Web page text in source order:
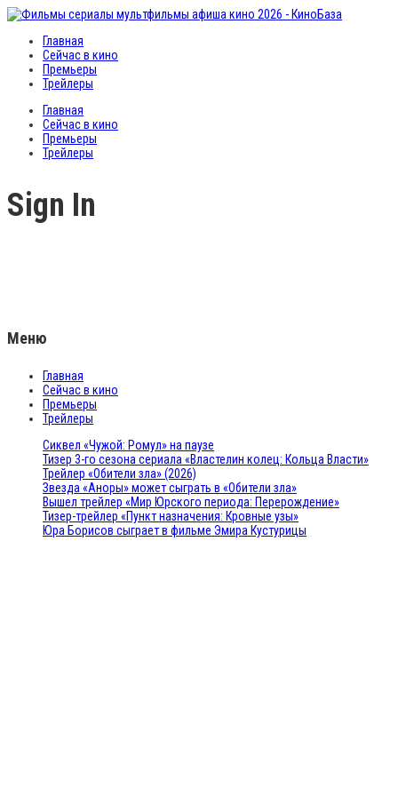
Главная
Сейчас в кино
Премьеры
Трейлеры
Главная
Сейчас в кино
Премьеры
Трейлеры
Sign In
Меню
Главная
Сейчас в кино
Премьеры
Трейлеры
Сиквел «Чужой: Ромул» на паузе
Тизер 3-го сезона сериала «Властелин колец: Кольца Власти»
Трейлер «Обители зла» (2026)
Звезда «Аноры» может сыграть в «Обители зла»
Вышел трейлер «Мир Юрского периода: Перерождение»
Тизер-трейлер «Пункт назначения: Кровные узы»
Юра Борисов сыграет в фильме Эмира Кустурицы